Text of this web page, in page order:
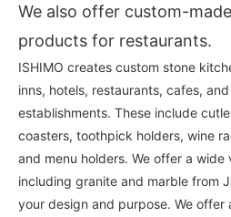
We also offer custom-
products for restaurants.
ISHIMO creates custom stone
inns, hotels, restaurants, cafes,
establishments. These include
coasters, toothpick holders, wine
and menu holders. We offer a
including granite and marble from
your design and purpose. We offer